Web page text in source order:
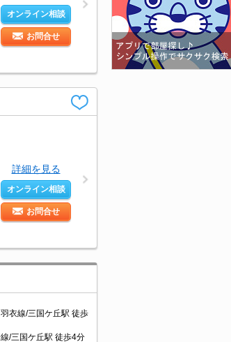
オンライン相談
お問合せ
詳細を見る
オンライン相談
お問合せ
衣線/三国ケ丘駅 徒歩
/三国ケ丘駅 徒歩4分